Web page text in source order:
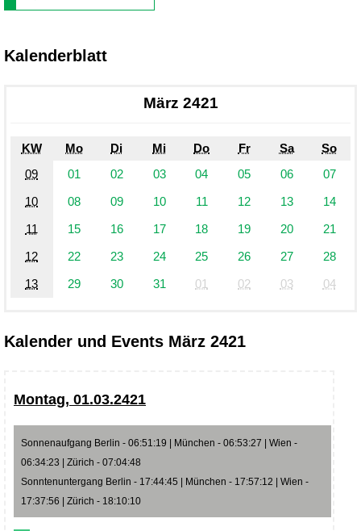
Kalenderblatt
März 2421
KW Mo Di Mi Do Fr Sa
So
09
01 02 03 04 05 06
07
10
08 09 10 11 12 13
14
11
15 16 17 18 19 20
21
12
22 23 24 25 26 27
28
13
29 30 31 01 02 03 04
Kalender und Events März 2421
Montag, 01.03.2421
Sonnenaufgang Berlin - 06:51:19 | München - 06:53:27 | Wien -
06:34:23 | Zürich - 07:04:48
Sonntenuntergang Berlin - 17:44:45 | München - 17:57:12 | Wien -
17:37:56 | Zürich - 18:10:10